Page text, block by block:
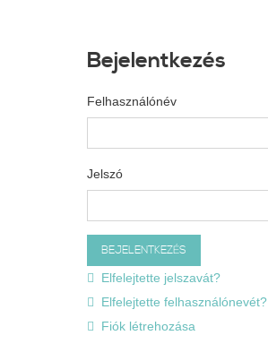
Bejelentkezés
Felhasználónév
Jelszó
Elfelejtette jelszavát?
Elfelejtette felhasználónevét?
Fiók létrehozása